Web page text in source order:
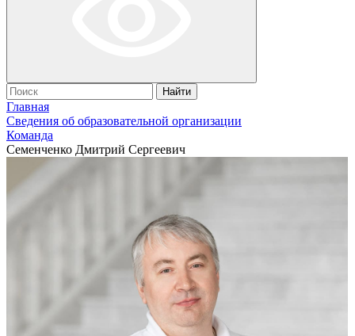
Найти
Главная
Сведения об образовательной организации
Команда
Семенченко Дмитрий Сергеевич